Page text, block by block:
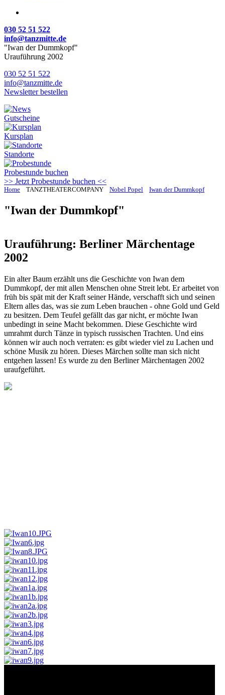
030 52 51 522
info@tanzmitte.de
"Iwan der Dummkopf"
Urauführung 2002
030 52 51 522
info@tanzmitte.de
Newsletter bestellen
Gutscheine
Kursplan
Standorte
Probestunde buchen
>> Jetzt Probestunde buchen <<
Home TANZTHEATERCOMPANY Nobel Popel Iwan der Dummkopf
"Iwan der Dummkopf"
Urauführung: Berliner Märchentage
2002
Ein alter Baum erzählt uns die Geschichte von Iwan dem
Dummkopf, der mit allen Menschen ohne Streit lebt. Er arbeitet von
früh bis spät mit der Kraft seiner Hände, verschafft sich und seinen
Eltern alles das, was sie zum Leben brauchen - ohne Gold und Geld
zu besitzen. Dem Teufel gefällt das gar nicht, er möchte Iwan
unbedingt in seine Macht bekommen. Diese Geschichte wird
umrahmt durch Tänze in typisch russischen Trachten. Und eins
können wir auch noch verraten: es gibt wieder viel zu Lachen und
schöne Musik zu hören. Dieses Märchen sollte man sich nicht
entgehen lassen! Es wurde zu den Berliner Märchentagen 2002
uraufgeführt.